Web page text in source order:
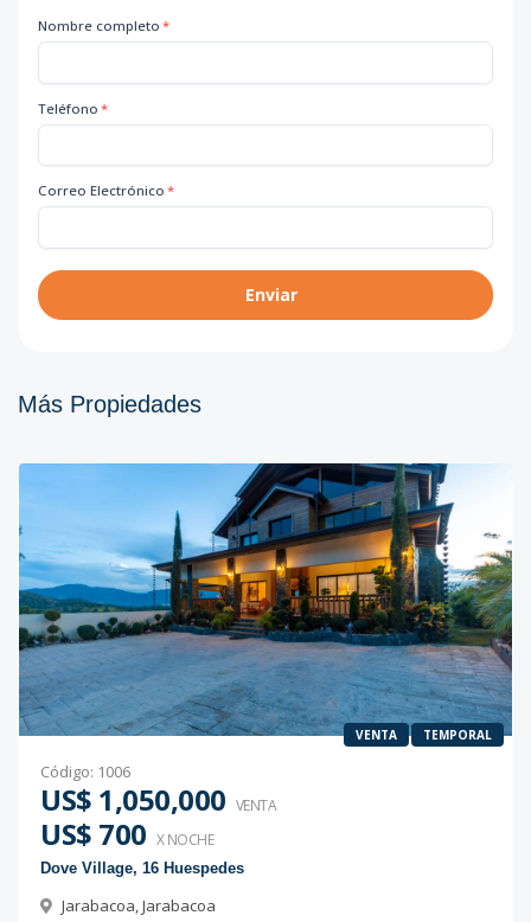
Nombre completo *
Teléfono *
Correo Electrónico *
Enviar
Más Propiedades
VENTA TEMPORAL
Código: 1006
US$ 1,050,000 VENTA
US$ 700 X NOCHE
Dove Village, 16 Huespedes
Jarabacoa,Jarabacoa